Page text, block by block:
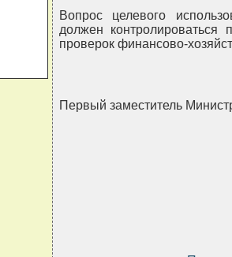
Вопрос целевого
должен контролироваться
проверок финансово-
Первый заместитель